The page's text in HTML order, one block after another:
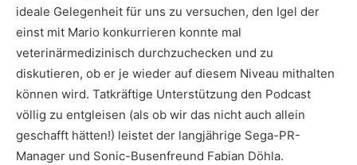
ideale Gelegenheit für uns zu versuchen, den Igel der
einst mit Mario konkurrieren konnte mal
veterinärmedizinisch durchzuchecken und zu
diskutieren, ob er je wieder auf diesem Niveau mithalten
können wird. Tatkräftige Unterstützung den Podcast
völlig zu entgleisen (als ob wir das nicht auch allein
geschafft hätten!) leistet der langjährige Sega-PR-
Manager und Sonic-Busenfreund Fabian Döhla.